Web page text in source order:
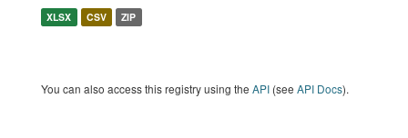
XLSX CSV ZIP
You can also access this registry using the API (see API Docs).